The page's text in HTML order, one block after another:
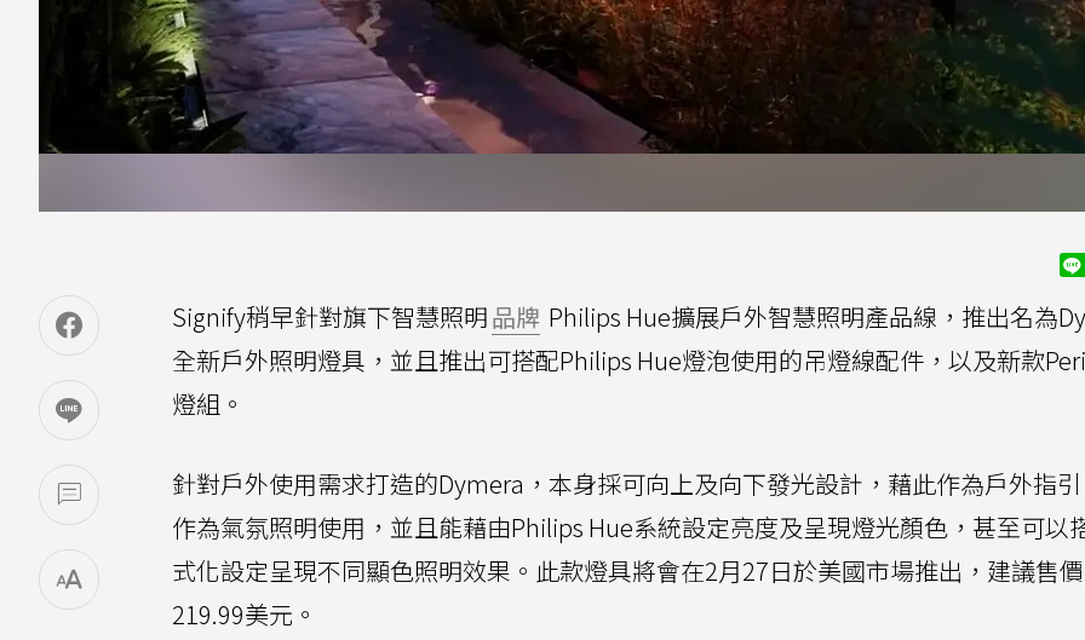
Signify稍早針對旗下智慧照明品牌 Philips Hue擴展戶外智慧照明產品線，推出名為
全新戶外照明燈具，並且推出可搭配Philips Hue燈泡使用的吊燈線配件，以及新款
燈組。
針對戶外使用需求打造的Dymera，本身採可向上及向下發光設計，藉此作為戶外指
作為氣氛照明使用，並且能藉由Philips Hue系統設定亮度及呈現燈光顏色，甚至可以
式化設定呈現不同顯色照明效果。此款燈具將會在2月27日於美國市場推出，建議售
219.99美元。